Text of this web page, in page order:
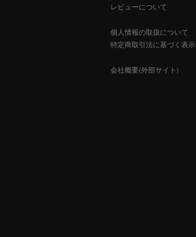
レビューについて
個人情報の取扱について
特定商取引法に基づく表示
会社概要(外部サイト)